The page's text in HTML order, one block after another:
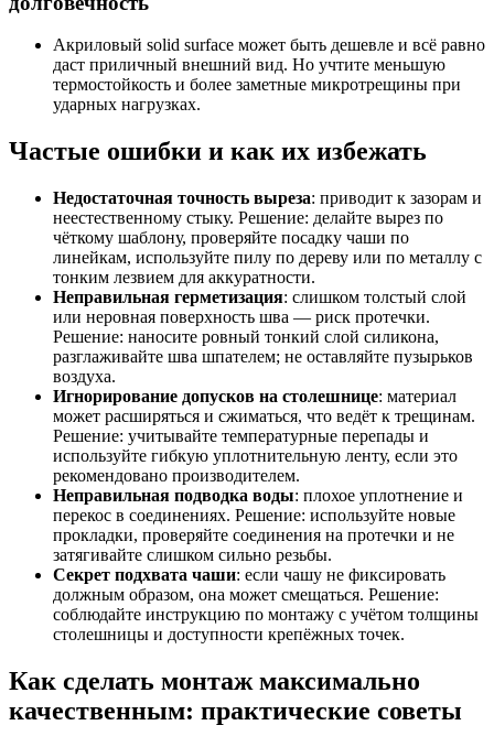
Акриловый solid surface может быть дешевле и всё равно
даст приличный внешний вид. Но учтите меньшую
термостойкость и более заметные микротрещины при
ударных нагрузках.
Частые ошибки и как их избежать
Недостаточная точность выреза: приводит к зазорам и
неестественному стыку. Решение: делайте вырез по
чёткому шаблону, проверяйте посадку чаши по
линейкам, используйте пилу по дереву или по металлу с
тонким лезвием для аккуратности.
Неправильная герметизация: слишком толстый слой
или неровная поверхность шва — риск протечки.
Решение: наносите ровный тонкий слой силикона,
разглаживайте шва шпателем; не оставляйте пузырьков
воздуха.
Игнорирование допусков на столешнице: материал
может расширяться и сжиматься, что ведёт к трещинам.
Решение: учитывайте температурные перепады и
используйте гибкую уплотнительную ленту, если это
рекомендовано производителем.
Неправильная подводка воды: плохое уплотнение и
перекос в соединениях. Решение: используйте новые
прокладки, проверяйте соединения на протечки и не
затягивайте слишком сильно резьбы.
Секрет подхвата чаши: если чашу не фиксировать
должным образом, она может смещаться. Решение:
соблюдайте инструкцию по монтажу с учётом толщины
столешницы и доступности крепёжных точек.
Как сделать монтаж максимально
качественным: практические советы